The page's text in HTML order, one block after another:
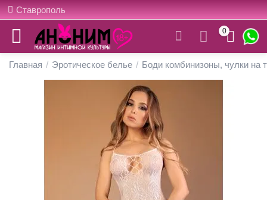
Ставрополь
0
Главная / Эротическое белье / Боди комбинизоны, чулки на